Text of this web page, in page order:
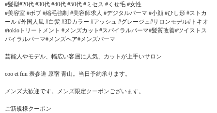
#髪型#20代 #30代 #40代 #50代 #ミセス #くせ毛 #女性
#美容室 #ボブ #縮毛強制 #美容師求人 #デジタルパーマ #小顔 #ひし形 #ストカ
ール #外国人風 #白髪 #3Dカラー #アッシュ #グレージュ#サロンモデル#トキオ
#tokioトリートメント #メンズカット#スパイラルパーマ#髪質改善#ツイストス
パイラルパーマ#メンズヘア#メンズパーマ
芸能人やモデル、幅広い客層に人気、カットが上手いサロン
coo et fuu 表参道 原宿 青山。当日予約承ります。
メンズ大歓迎です。メンズ限定クーポンございます。
ご新規様クーポン